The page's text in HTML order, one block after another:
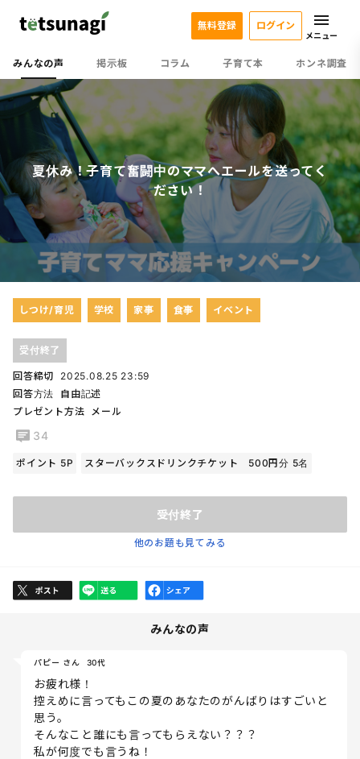
みんなの声 掲示板 コラム 子育て本 ホンネ調査
無料登録 ログイン
メニュー
夏休み！子育て奮闘中のママへエールを送ってく
ださい！
しつけ/育児 学校 家事 食事 イベント
受付終了
回答締切
2025.08.25 23:59
回答方法
自由記述
プレゼント方法
メール
34
ポイント 5P スターバックスドリンクチケット 500円分 5名
受付終了
他のお題も見てみる
みんなの声
パピー さん 30代
お疲れ様！
控えめに言ってもこの夏のあなたのがんばりはすごいと
思う。
そんなこと誰にも言ってもらえない？？？
私が何度でも言うね！